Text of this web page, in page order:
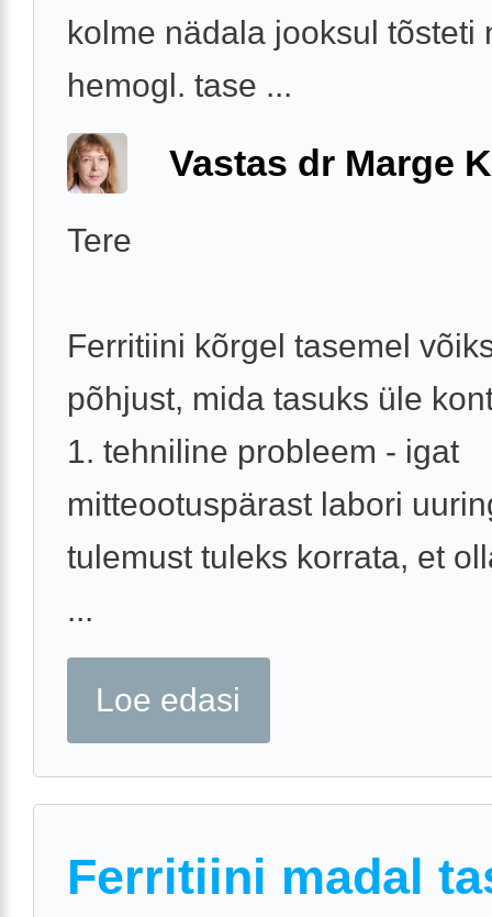
kolme nädala jooksul tõsteti
hemogl. tase ...
Vastas dr Marge
Tere
Ferritiini kõrgel tasemel
põhjust, mida tasuks üle
1. tehniline probleem - igat
mitteootuspärast labori
tulemust tuleks korrata, et
...
Loe edasi
Ferritiini madal